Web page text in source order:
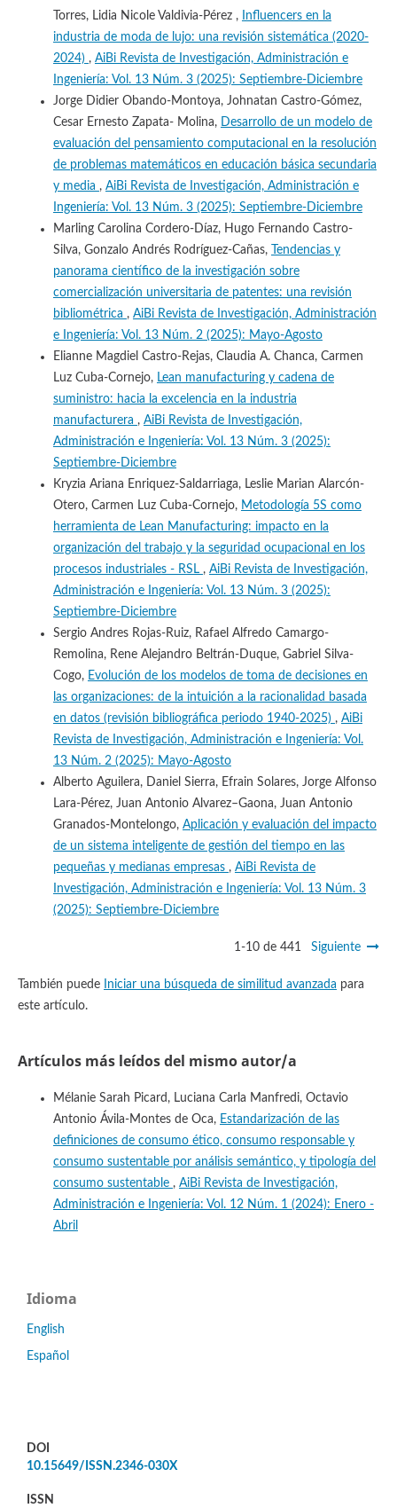
Torres, Lidia Nicole Valdivia-Pérez ,
Influencers en la
industria de moda de lujo: una revisión sistemática (2020-
2024) , AiBi Revista de Investigación, Administración e
Ingeniería: Vol. 13 Núm. 3 (2025): Septiembre-Diciembre
Jorge Didier Obando-Montoya, Johnatan Castro-Gómez,
Cesar Ernesto Zapata- Molina, Desarrollo de un modelo de
evaluación del pensamiento computacional en la resolución
de problemas matemáticos en educación básica secundaria
y media , AiBi Revista de Investigación, Administración e
Ingeniería: Vol. 13 Núm. 3 (2025): Septiembre-Diciembre
Marling Carolina Cordero-Díaz, Hugo Fernando Castro-
Silva, Gonzalo Andrés Rodríguez-Cañas,
Tendencias y
panorama científico de la investigación sobre
comercialización universitaria de patentes: una revisión
bibliométrica , AiBi Revista de Investigación, Administración
e Ingeniería: Vol. 13 Núm. 2 (2025): Mayo-Agosto
Elianne Magdiel Castro-Rejas, Claudia A. Chanca, Carmen
Luz Cuba-Cornejo, Lean manufacturing y cadena de
suministro: hacia la excelencia en la industria
manufacturera , AiBi Revista de Investigación,
Administración e Ingeniería: Vol. 13 Núm. 3 (2025):
Septiembre-Diciembre
Kryzia Ariana Enriquez-Saldarriaga, Leslie Marian Alarcón-
Otero, Carmen Luz Cuba-Cornejo, Metodología 5S como
herramienta de Lean Manufacturing: impacto en la
organización del trabajo y la seguridad ocupacional en los
procesos industriales - RSL , AiBi Revista de Investigación,
Administración e Ingeniería: Vol. 13 Núm. 3 (2025):
Septiembre-Diciembre
Sergio Andres Rojas-Ruiz, Rafael Alfredo Camargo-
Remolina, Rene Alejandro Beltrán-Duque, Gabriel Silva-
Cogo, Evolución de los modelos de toma de decisiones en
las organizaciones: de la intuición a la racionalidad basada
en datos (revisión bibliográfica periodo 1940-2025) , AiBi
Revista de Investigación, Administración e Ingeniería: Vol.
13 Núm. 2 (2025): Mayo-Agosto
Alberto Aguilera, Daniel Sierra, Efrain Solares, Jorge Alfonso
Lara-Pérez, Juan Antonio Alvarez–Gaona, Juan Antonio
Granados-Montelongo, Aplicación y evaluación del impacto
de un sistema inteligente de gestión del tiempo en las
pequeñas y medianas empresas , AiBi Revista de
Investigación, Administración e Ingeniería: Vol. 13 Núm. 3
(2025): Septiembre-Diciembre
1-10 de 441 Siguiente
También puede Iniciar una búsqueda de similitud avanzada para
este artículo.
Artículos más leídos del mismo autor/a
Mélanie Sarah Picard, Luciana Carla Manfredi, Octavio
Antonio Ávila-Montes de Oca, Estandarización de las
definiciones de consumo ético, consumo responsable y
consumo sustentable por análisis semántico, y tipología del
consumo sustentable , AiBi Revista de Investigación,
Administración e Ingeniería: Vol. 12 Núm. 1 (2024): Enero -
Abril
Idioma
English
Español
DOI
10.15649/ISSN.2346-030X
ISSN